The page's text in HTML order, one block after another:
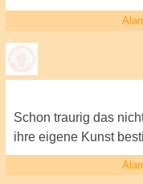
Schon traurig das
ihre eigene Kunst